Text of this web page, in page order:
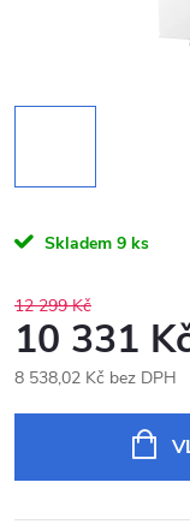
Skladem 9 ks
12 299 Kč
10 331
8 538,02 Kč bez DPH